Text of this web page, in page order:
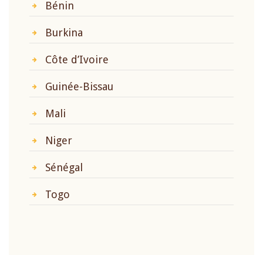
Bénin
Burkina
Côte d’Ivoire
Guinée-Bissau
Mali
Niger
Sénégal
Togo